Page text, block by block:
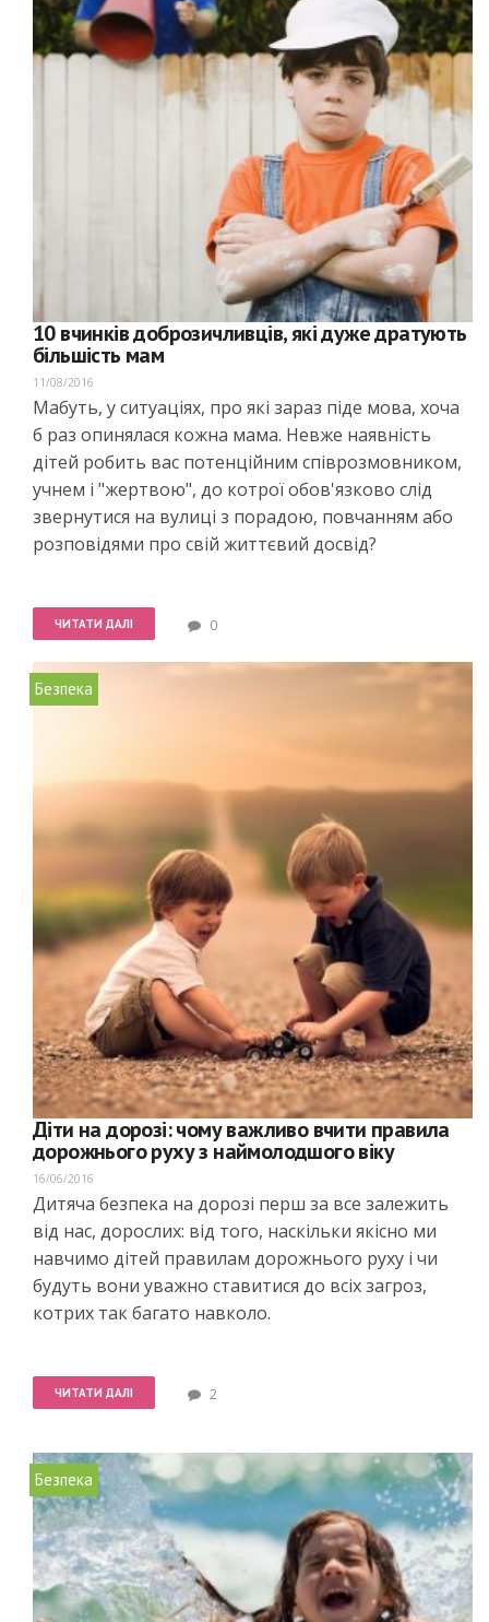
10 вчинків доброзичливців, які дуже дратують
більшість мам
11/08/2016
Мабуть, у ситуаціях, про які зараз піде мова, хоча
б раз опинялася кожна мама. Невже наявність
дітей робить вас потенційним співрозмовником,
учнем і "жертвою", до котрої обов'язково слід
звернутися на вулиці з порадою, повчанням або
розповідями про свій життєвий досвід?
ЧИТАТИ ДАЛІ 0
Безпека
Діти на дорозі: чому важливо вчити правила
дорожнього руху з наймолодшого віку
16/06/2016
Дитяча безпека на дорозі перш за все залежить
від нас, дорослих: від того, наскільки якісно ми
навчимо дітей правилам дорожнього руху і чи
будуть вони уважно ставитися до всіх загроз,
котрих так багато навколо.
ЧИТАТИ ДАЛІ 2
Безпека